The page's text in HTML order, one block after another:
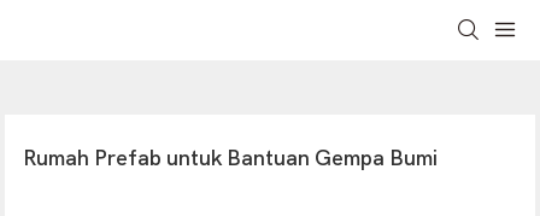
Rumah Prefab untuk Bantuan Gempa Bumi